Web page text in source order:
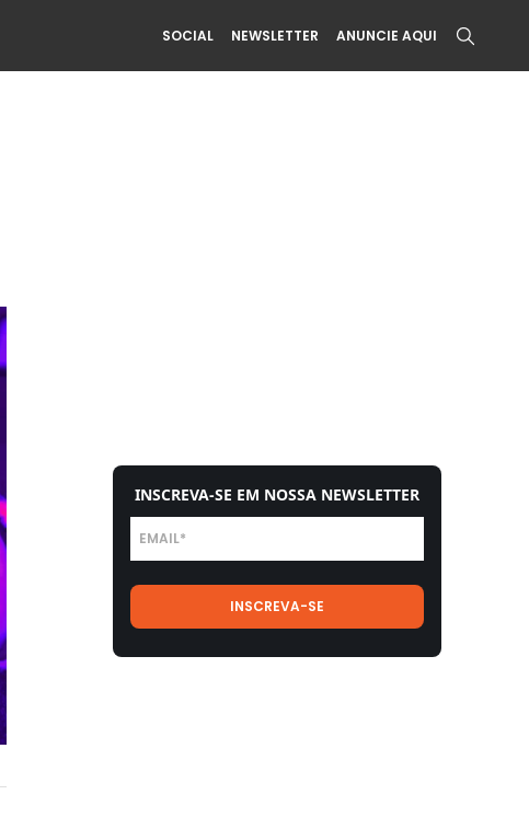
SOCIAL NEWSLETTER ANUNCIE AQUI
INSCREVA-SE EM NOSSA NEWSLETTER